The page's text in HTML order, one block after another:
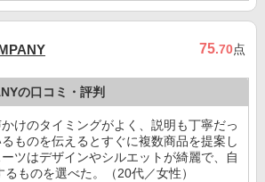
75.70点
の口コミ・評判
けのタイミングがよく、説明も丁寧だっ
ものを伝えるとすぐに複数商品を提案し
ツはデザインやシルエットが綺麗で、自
ものを選べた。（20代／女性）